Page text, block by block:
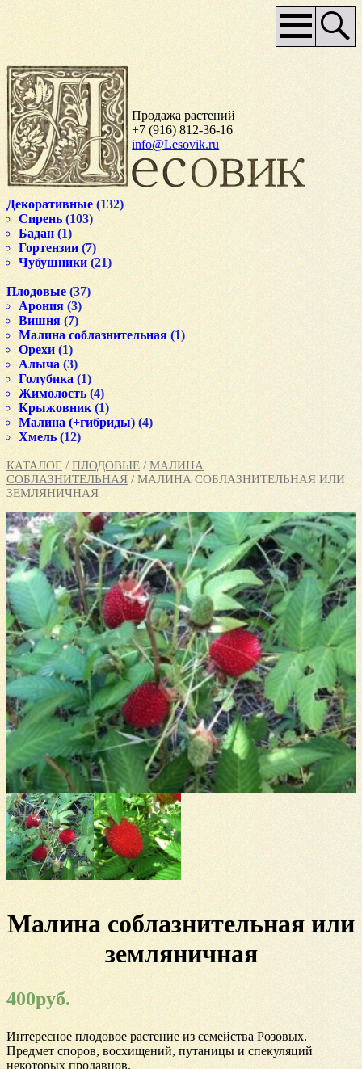
Продажа растений
+7 (916) 812-36-16
info@Lesovik.ru
Основное
меню
КАТАЛОГ / ПЛОДОВЫЕ / МАЛИНА
СОБЛАЗНИТЕЛЬНАЯ / МАЛИНА СОБЛАЗНИТЕЛЬНАЯ ИЛИ
ЗЕМЛЯНИЧНАЯ
Малина соблазнительная или
земляничная
400руб.
Интересное плодовое растение из семейства Розовых.
Предмет споров, восхищений, путаницы и спекуляций
некоторых продавцов.
Декоративные (132)
Сирень (103)
Бадан (1)
Гортензии (7)
Чубушники (21)
Плодовые (37)
Арония (3)
Вишня (7)
Малина соблазнительная (1)
Орехи (1)
Алыча (3)
Голубика (1)
Жимолость (4)
Крыжовник (1)
Малина (+гибриды) (4)
Хмель (12)